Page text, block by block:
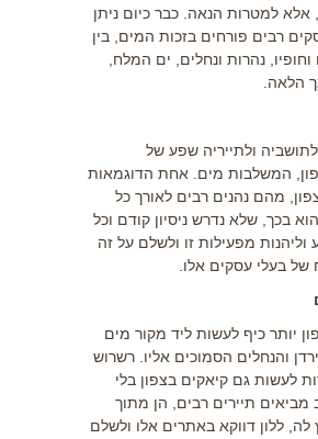
אלא למטרות הנאה. כבר כיום ניתן
רבים פורחים בזכות המים, בין
נהרות ונחלים, ים המלח,
הלאה.
ולתייריה שפע של
, המשלבות מים. אחת הדוגמאות
מהם נהנים רבים לאורך כל
בכך, שלא נדרש ניסיון קודם וכל
וליהנות מפעילות זו ולשלם על זה
של בעלי עסקים אלו.
יותר כיף לעשות ליד מקור מים
והנחלים הסמוכים אליו. רשרוש
לעשות גם קיאקים בצפון בלי
מביאים תיירים רבים, הן מתוך
לה, ללון דווקא באתרים אלו ולשלם